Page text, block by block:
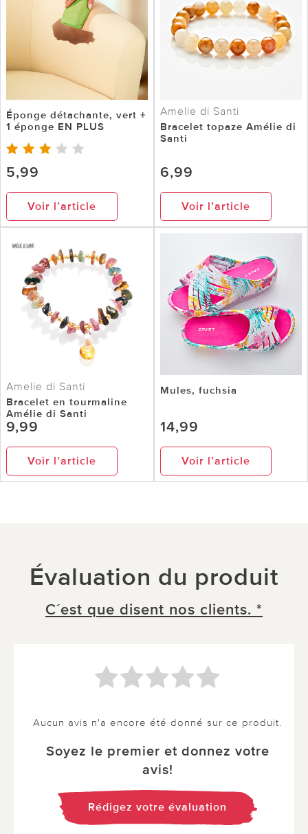
Éponge détachante, vert +
1 éponge EN PLUS
5,99
Voir l’article
Amelie di Santi
Bracelet topaze Amélie di
Santi
6,99
Voir l’article
Amelie di Santi
Bracelet en tourmaline
Amélie di Santi
9,99
Voir l’article
Mules, fuchsia
14,99
Voir l’article
Évaluation du produit
C´est que disent nos clients. *
Aucun avis n'a encore été donné sur ce produit.
Soyez le premier et donnez votre
avis!
Rédigez votre évaluation